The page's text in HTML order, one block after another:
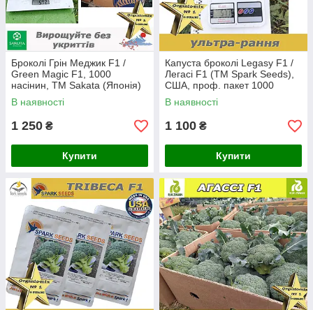
Броколі Грін Меджик F1 /
Green Magic F1, 1000
насінин, ТМ Sakata (Японія)
В наявності
1 250 ₴
Купити
Капуста броколі Legasy F1 /
Легасі F1 (ТМ Spark Seeds),
США, проф. пакет 1000
насінин
В наявності
1 100 ₴
Купити